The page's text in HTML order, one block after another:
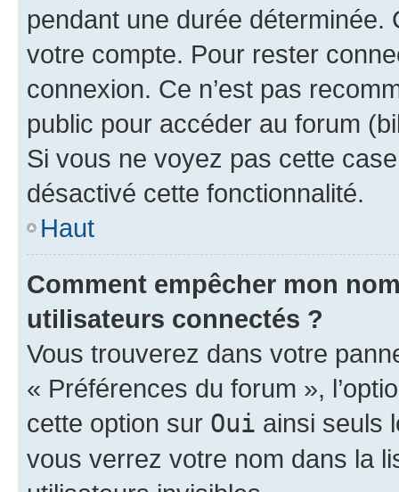
pendant une durée déterminée.
votre compte. Pour rester
connexion. Ce n’est pas
public pour accéder au forum
Si vous ne voyez pas cette
désactivé cette fonctionnalité.
Haut
Comment empêcher mon
utilisateurs connectés ?
Vous trouverez dans votre
« Préférences du forum »,
cette option sur Oui ainsi seuls
vous verrez votre nom dans la